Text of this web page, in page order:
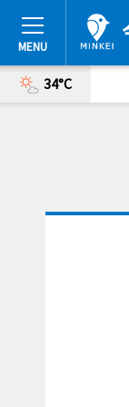
34°C